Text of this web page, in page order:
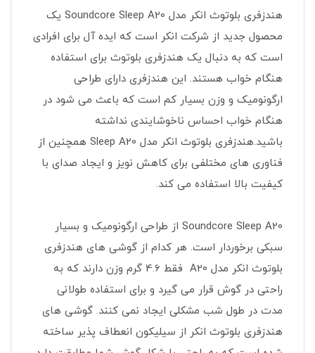
هندزفری بلوتوث انکر مدل Soundcore Sleep A20 یک
محصول جدید از شرکت انکر است که ایده آل برای افرادی
است که به دنبال یک هندزفری بلوتوث برای استفاده
هنگام خواب هستند. این هندزفری دارای طراحی
ارگونومیک و وزن بسیار کم است که باعث می شود در
هنگام خواب احساس ناخوشایندی نداشته
باشید.هندزفری بلوتوث انکر مدل Sleep A20 همچنین از
فناوری های مختلفی برای کاهش نویز و ایجاد صدای با
کیفیت بالا استفاده می کند.
Soundcore Sleep A20 از طراحی ارگونومیک و بسیار
سبکی برخوردار است. هر کدام از گوشی های هندزفری
بلوتوث انکر مدل A20 فقط 4.6 گرم وزن دارند که به
راحتی در گوش قرار می گیرد و برای استفاده طولانی
مدت در طول شب مشکلی ایجاد نمی کنند. گوشی های
هندزفری بلوتوث انکر از سیلیکون انعطاف پذیر ساخته